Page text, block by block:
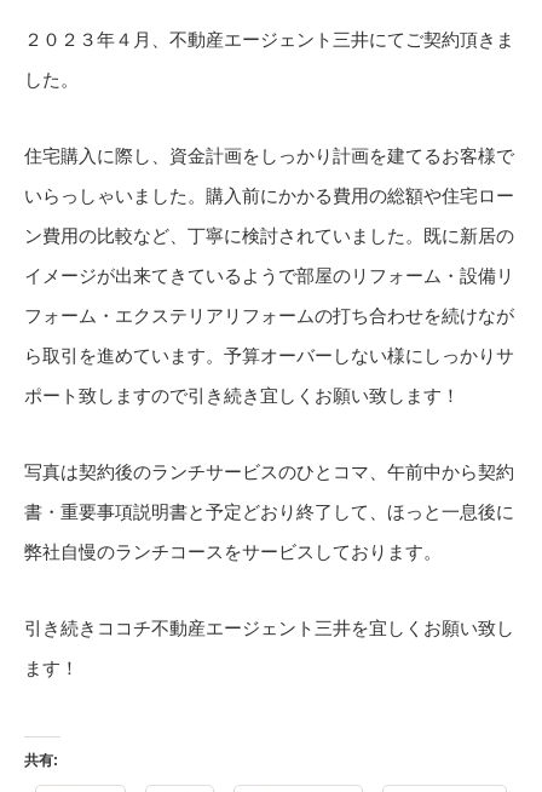
２０２３年４月、不動産エージェント三井にてご契約頂きま
した。
住宅購入に際し、資金計画をしっかり計画を建てるお客様で
いらっしゃいました。購入前にかかる費用の総額や住宅ロー
ン費用の比較など、丁寧に検討されていました。既に新居の
イメージが出来てきているようで部屋のリフォーム・設備リ
フォーム・エクステリアリフォームの打ち合わせを続けなが
ら取引を進めています。予算オーバーしない様にしっかりサ
ポート致しますので引き続き宜しくお願い致します！
写真は契約後のランチサービスのひとコマ、午前中から契約
書・重要事項説明書と予定どおり終了して、ほっと一息後に
弊社自慢のランチコースをサービスしております。
引き続きココチ不動産エージェント三井を宜しくお願い致し
ます！
共有: